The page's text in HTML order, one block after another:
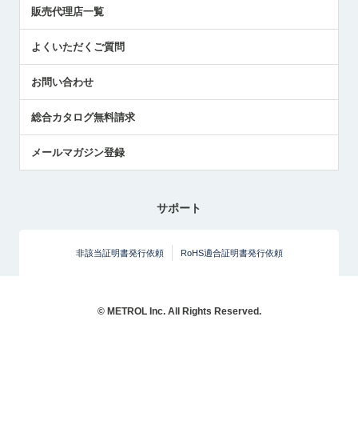
中小企業のBCP地震対策
センサのテクニカルガイド
社長ブログ
販売代理店一覧
よくいただくご質問
お問い合わせ
総合カタログ無料請求
メールマガジン登録
サポート
非該当証明書発行依頼 RoHS適合証明書発行依頼
© METROL Inc. All Rights Reserved.